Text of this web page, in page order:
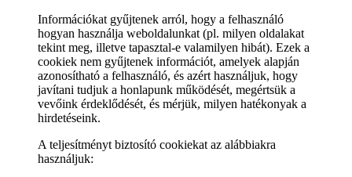
Információkat gyűjtenek arról, hogy a felhasználó
hogyan használja weboldalunkat (pl. milyen oldalakat
tekint meg, illetve tapasztal-e valamilyen hibát). Ezek a
cookiek nem gyűjtenek információt, amelyek alapján
azonosítható a felhasználó, és azért használjuk, hogy
javítani tudjuk a honlapunk működését, megértsük a
vevőink érdeklődését, és mérjük, milyen hatékonyak a
hirdetéseink.
A teljesítményt biztosító cookiekat az alábbiakra
használjuk: